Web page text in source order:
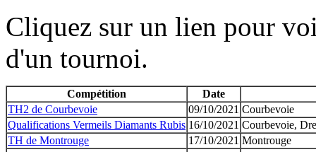
Cliquez sur un lien pour
d'un tournoi.
Compétition
Date
TH2 de Courbevoie
09/10/2021 Courbevoie
Qualifications Vermeils Diamants Rubis 16/10/2021 Courbevoie,
TH de Montrouge
17/10/2021 Montrouge